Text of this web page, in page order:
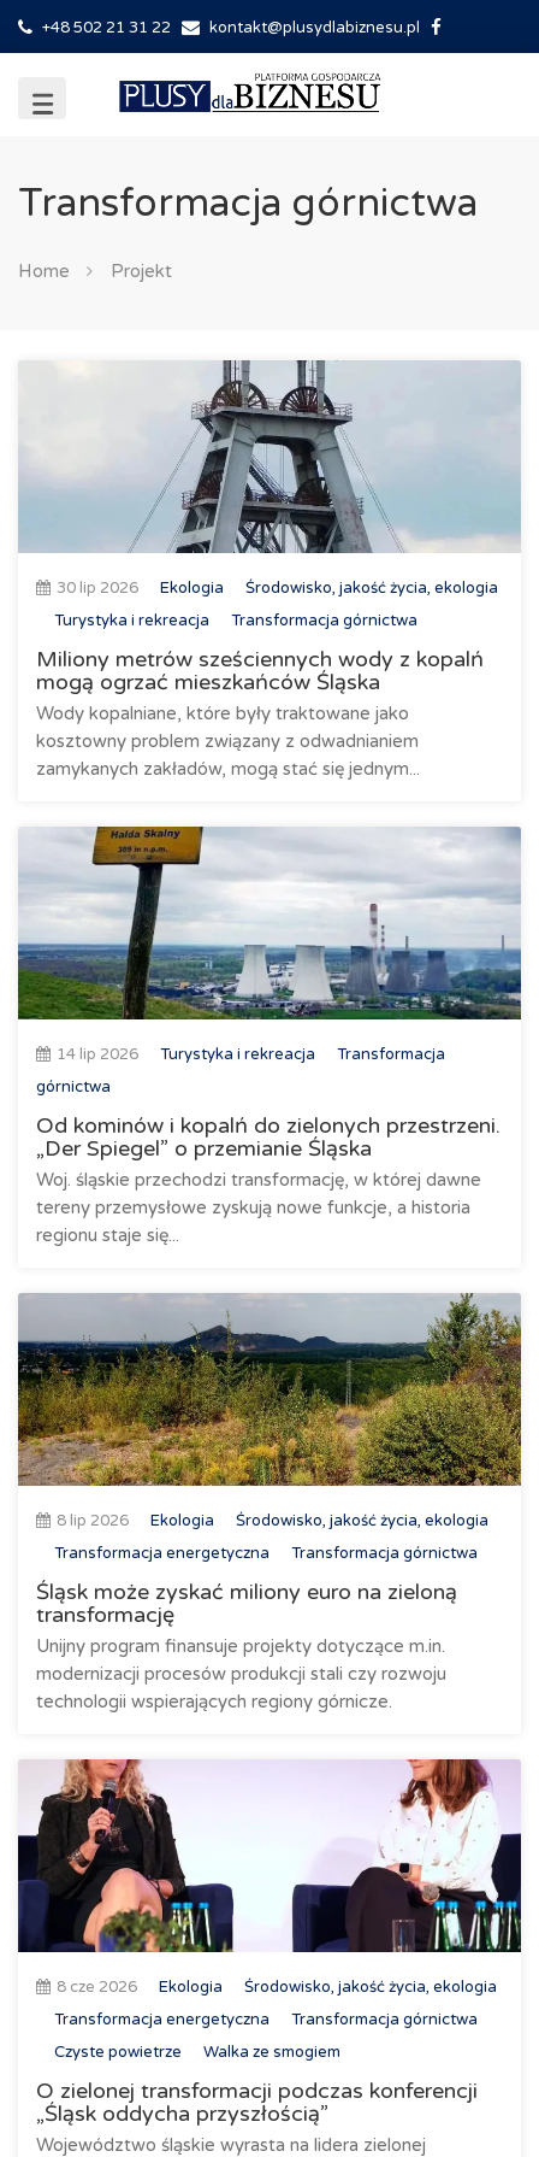
+48 502 21 31 22 kontakt@plusydlabiznesu.pl
Transformacja górnictwa
Home Projekt
30 lip 2026 Ekologia
Środowisko, jakość życia, ekologia
Turystyka i rekreacja
Transformacja górnictwa
Miliony metrów sześciennych wody z kopalń
mogą ogrzać mieszkańców Śląska
Wody kopalniane, które były traktowane jako
kosztowny problem związany z odwadnianiem
zamykanych zakładów, mogą stać się jednym...
14 lip 2026 Turystyka i rekreacja
Transformacja
górnictwa
Od kominów i kopalń do zielonych przestrzeni.
„Der Spiegel” o przemianie Śląska
Woj. śląskie przechodzi transformację, w której dawne
tereny przemysłowe zyskują nowe funkcje, a historia
regionu staje się...
8 lip 2026 Ekologia
Środowisko, jakość życia, ekologia
Transformacja energetyczna
Transformacja górnictwa
Śląsk może zyskać miliony euro na zieloną
transformację
Unijny program finansuje projekty dotyczące m.in.
modernizacji procesów produkcji stali czy rozwoju
technologii wspierających regiony górnicze.
8 cze 2026 Ekologia
Środowisko, jakość życia, ekologia
Transformacja energetyczna
Transformacja górnictwa
Czyste powietrze
Walka ze smogiem
O zielonej transformacji podczas konferencji
„Śląsk oddycha przyszłością”
Województwo śląskie wyrasta na lidera zielonej